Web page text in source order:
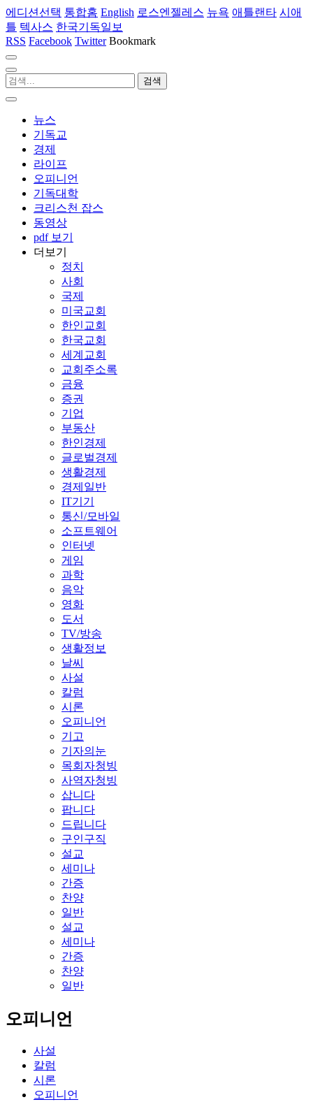
에디션선택 통합홈 English 로스엔젤레스 뉴욕 애틀랜타 시애
틀 텍사스 한국기독일보
RSS Facebook Twitter Bookmark
뉴스
기독교
경제
라이프
오피니언
기독대학
크리스천 잡스
동영상
pdf 보기
더보기
정치
사회
국제
미국교회
한인교회
한국교회
세계교회
교회주소록
금융
증권
기업
부동산
한인경제
글로벌경제
생활경제
경제일반
IT기기
통신/모바일
소프트웨어
인터넷
게임
과학
음악
영화
도서
TV/방송
생활정보
날씨
사설
칼럼
시론
오피니언
기고
기자의눈
목회자청빙
사역자청빙
삽니다
팝니다
드립니다
구인구직
설교
세미나
간증
찬양
일반
설교
세미나
간증
찬양
일반
오피니언
사설
칼럼
시론
오피니언